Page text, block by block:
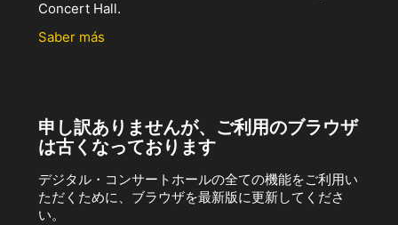
Concert Hall.
Saber más
申し訳ありませんが、ご利用のブラウザ
は古くなっております
デジタル・コンサートホールの全ての機能をご利用い
ただくために、ブラウザを最新版に更新してくださ
い。